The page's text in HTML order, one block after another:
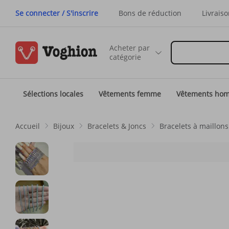
Se connecter / S'inscrire Bons de réduction
Acheter par
catégorie
Sélections locales Vêtements femme Vêtements
Accueil Bijoux Bracelets & Joncs Bracelets à